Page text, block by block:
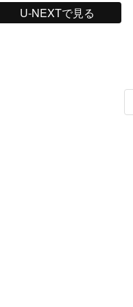
U-NEXTで見る